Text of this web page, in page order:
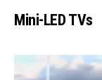
Mini-LED TVs